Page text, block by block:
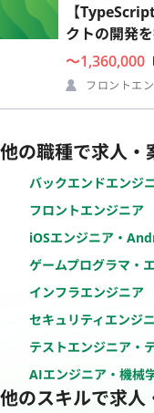
【
クトの開発
〜1,360,000
フロントエ
他の職種で求人・
バックエンドエンジ
フロントエンジニア
iOSエンジニア・
ゲームプログラマ・
インフラエンジニア
セキュリティエンジ
テストエンジニア・
AIエンジニア・機械
他のスキルで求人